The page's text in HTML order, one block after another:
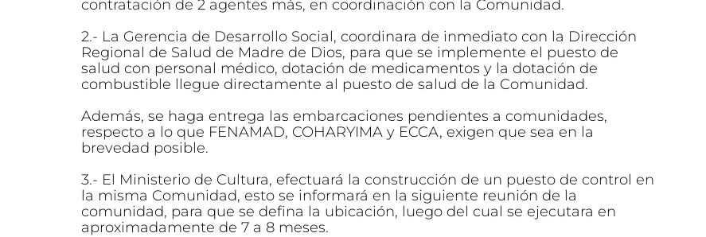
contratación de 2 agentes más, en coordinación con la Comunidad.
2.- La Gerencia de Desarrollo Social, coordinara de inmediato con la Dirección
Regional de Salud de Madre de Dios, para que se implemente el puesto de
salud con personal médico, dotación de medicamentos y la dotación de
combustible llegue directamente al puesto de salud de la Comunidad.
Además, se haga entrega las embarcaciones pendientes a comunidades,
respecto a lo que FENAMAD, COHARYIMA y ECCA, exigen que sea en la
brevedad posible.
3.- El Ministerio de Cultura, efectuará la construcción de un puesto de control en
la misma Comunidad, esto se informará en la siguiente reunión de la
comunidad, para que se defina la ubicación, luego del cual se ejecutara en
aproximadamente de 7 a 8 meses.